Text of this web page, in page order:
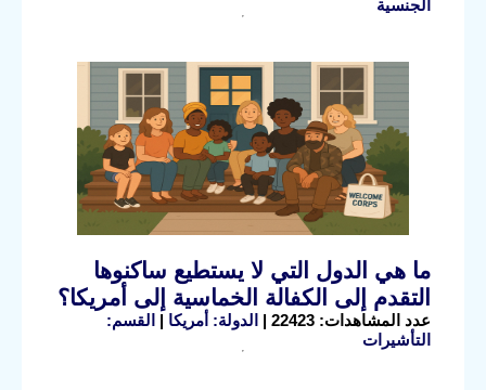
الجنسية
ما هي الدول التي لا يستطيع ساكنوها
التقدم إلى الكفالة الخماسية إلى أمريكا؟
عدد المشاهدات: 22423 | الدولة: أمريكا | القسم:
التأشيرات